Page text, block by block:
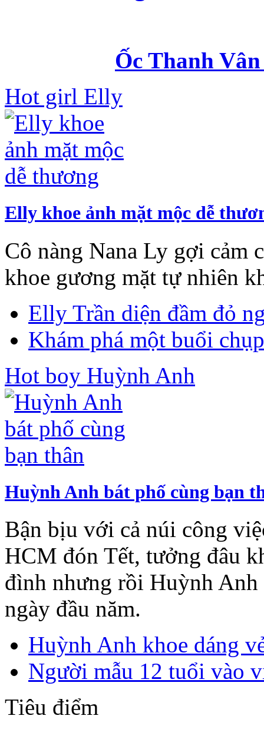
Ốc Thanh
Hot girl Elly
Elly khoe ảnh mặt mộc dễ
Cô nàng Nana Ly gợi cảm
khoe gương mặt tự nhiên
Elly Trần diện đầm đỏ
Khám phá một buổi
Hot boy Huỳnh Anh
Huỳnh Anh bát phố cùng bạn
Bận bịu với cả núi công
HCM đón Tết, tưởng đâu
đình nhưng rồi Huỳnh
ngày đầu năm.
Huỳnh Anh khoe dáng
Người mẫu 12 tuổi vào
Tiêu điểm